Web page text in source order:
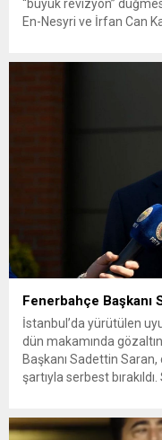
“büyük revizyon”
En-Nesyri ve İrfan Can
dökümü” ile girmeye
Fenerbahçe Başkanı
İstanbul’da yürütülen
dün makamında
Başkanı Sadettin Saran,
şartıyla serbest
bir gelişme yaşandı.